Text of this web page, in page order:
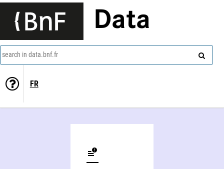
Data
search in data.bnf.fr
FR